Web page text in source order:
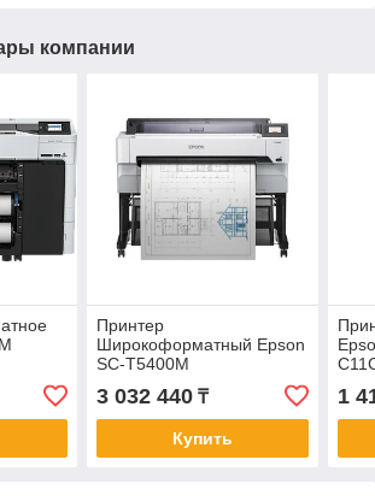
компании
Принтер
Широкоформатный Epson
SC-T5400M
C11CH65301A0, А0 36"
914мм, 22сек/А1, USB 3.0,
Ethernet, WIFI
3 032 440₸
Купить
WIFI
1